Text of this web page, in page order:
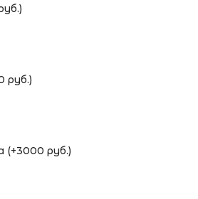
руб.)
руб.)